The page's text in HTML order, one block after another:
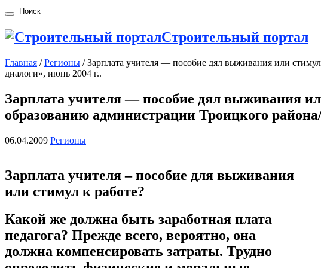
Строительный портал
Главная / Регионы / Зарплата учителя — пособие дял выживания или
диалоги», июнь 2004 г..
Зарплата учителя — пособие дял выживания
образованию администрации Троицкого
06.04.2009 Регионы
Зарплата учителя – пособие для выживания
или стимул к работе?
Какой же должна быть заработная плата
педагога? Прежде всего, вероятно, она
должна компенсировать затраты. Трудно